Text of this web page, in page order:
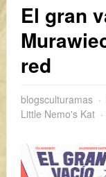
El gran
red
blogsculturamas
Little Nemo's Kat